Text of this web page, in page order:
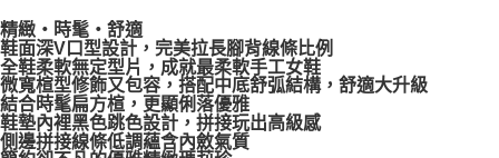
【「AFTEE先享後付」結帳流程】
１．於結帳方式選擇「AFTEE先享後付」後，將跳轉至「AFTEE先享後付」
結帳頁面，進行簡訊認證並確認金額後，即可完成結帳。
２．訂單成立數日內，您將收到繳費通知簡訊。
３．收到繳費通知簡訊後14天內，點擊此簡訊中的連結，可透過四大超商／
ATM／網路銀行／等多元方式進行付款，方視為交易完成。
宅配通
每筆NT$100，滿NT$999(含以上)免運費
精緻‧時髦‧舒適
鞋面深V口型設計，完美拉長腳背線條比例
全鞋柔軟無定型片，成就最柔軟手工女鞋
微寬楦型修飾又包容，搭配中底舒弧結構，舒適大升級
結合時髦扁方楦，更顯俐落優雅
鞋墊內裡黑色跳色設計，拼接玩出高級感
側邊拼接線條低調蘊含內斂氣質